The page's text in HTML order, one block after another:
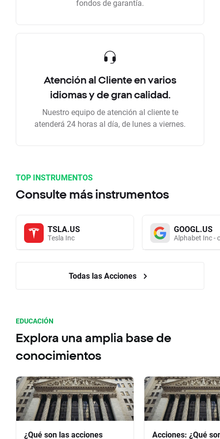
fondos de garantía.
Atención al Cliente en varios
idiomas y de gran calidad.
Nuestro equipo de atención al cliente te
atenderá 24 horas al día, de lunes a viernes.
TOP INSTRUMENTOS
Consulte más instrumentos
TSLA.US
Tesla Inc
GOOGL.US
Alphabet Inc -
Todas las Acciones
EDUCACIÓN
Explora una amplia base de
conocimientos
¿Qué son las acciones
Acciones: ¿Qué